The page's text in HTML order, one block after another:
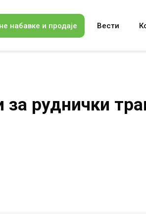
набавке и продаје Вести
руднички